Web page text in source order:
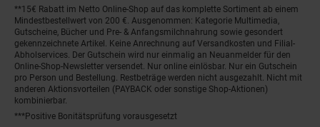
**15€ Rabatt im Netto Online-Shop auf das komplette Sortiment ab einem
Mindestbestellwert von 200 €. Ausgenommen: Kategorie Multimedia,
Gutscheine, Bücher und Pre- & Anfangsmilchnahrung sowie gesondert
gekennzeichnete Artikel. Keine Anrechnung auf Versandkosten und Filial-
Abholservices. Der Gutschein wird nur einmalig an Neuanmelder für den
Online-Shop-Newsletter versendet. Nur online einlösbar. Nur ein Gutschein
pro Person und Bestellung. Restbeträge werden nicht ausgezahlt. Nicht mit
anderen Aktionsvorteilen (PAYBACK oder sonstige Shop-Aktionen)
kombinierbar.
***Positive Bonitätsprüfung vorausgesetzt